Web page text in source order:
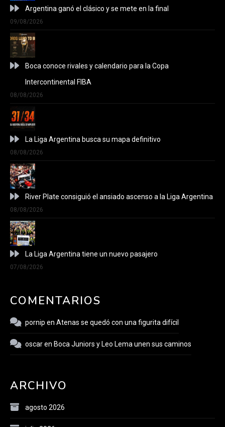
Argentina ganó el clásico y se mete en la final
09/08/2026
Boca conoce rivales y calendario para la Copa
Intercontinental FIBA
08/08/2026
La Liga Argentina busca su mapa definitivo
08/08/2026
River Plate consiguió el ansiado ascenso a la Liga Argentina
08/08/2026
La Liga Argentina tiene un nuevo pasajero
07/08/2026
COMENTARIOS
pornip en Atenas se quedó con una figurita difícil
oscaren Boca Juniors y Leo Lema unen sus caminos
ARCHIVO
agosto 2026